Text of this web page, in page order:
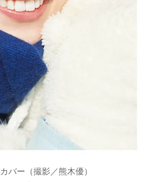
バー（撮影／熊木優）